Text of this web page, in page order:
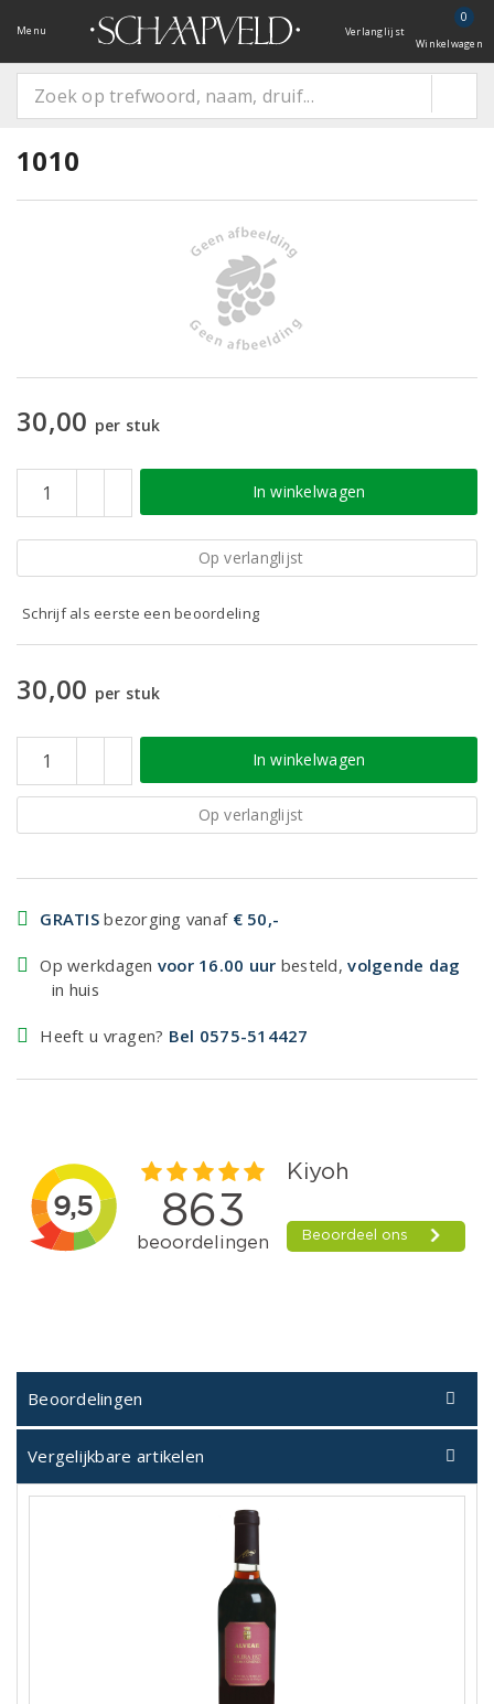
Menu Verlanglijst
0
Winkelwagen
1010
30,00 per stuk
In winkelwagen
Op verlanglijst
Schrijf als eerste een beoordeling
30,00 per stuk
In winkelwagen
Op verlanglijst
GRATIS bezorging vanaf € 50,-
Op werkdagen voor 16.00 uur besteld,volgende dag
in huis
Heeft u vragen? Bel 0575-514427
Beoordelingen
Vergelijkbare artikelen